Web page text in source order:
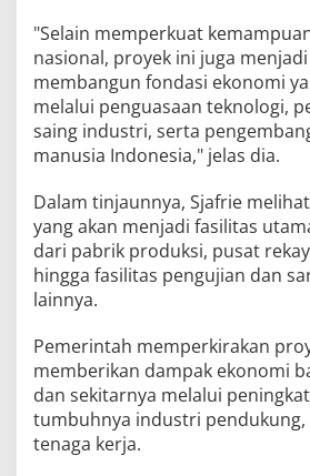
"Selain memperkuat
nasional, proyek ini juga
membangun fondasi ekonomi
melalui penguasaan teknologi,
saing industri, serta
manusia Indonesia," jelas dia.
Dalam tinjaunnya, Sjafrie
yang akan menjadi fasilitas
dari pabrik produksi, pusat
hingga fasilitas pengujian dan
lainnya.
Pemerintah memperkirakan
memberikan dampak ekonomi
dan sekitarnya melalui
tumbuhnya industri
tenaga kerja.